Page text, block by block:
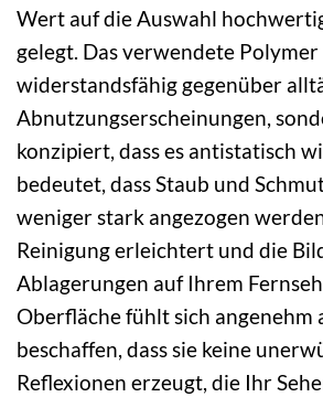
Wert auf die Auswahl
gelegt. Das verwendete
widerstandsfähig gegenüber
Abnutzungserscheinungen,
konzipiert, dass es antistatisch
bedeutet, dass Staub und
weniger stark angezogen
Reinigung erleichtert und die
Ablagerungen auf Ihrem
Oberfläche fühlt sich angenehm
beschaffen, dass sie keine
Reflexionen erzeugt, die Ihr